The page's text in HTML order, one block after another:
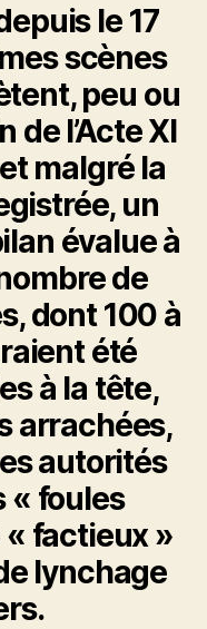
le 17
scènes
peu ou
de l’Acte XI
malgré la
un
évalue à
de
dont 100 à
été
à la tête,
arrachées,
autorités
« foules
« factieux »
lynchage